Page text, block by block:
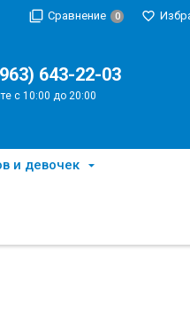
Сравнение 0
643-22-03
с 10:00 до 20:00
и девочек